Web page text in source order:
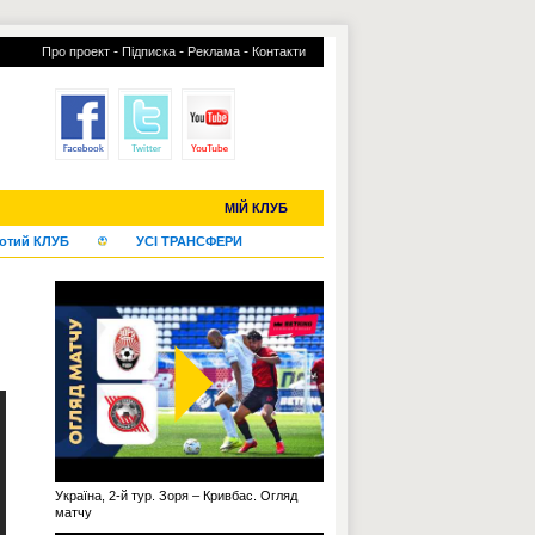
Про проект - Підписка - Реклама - Контакти
МІЙ КЛУБ
КЛУБ УСІ ТРАНСФЕРИ
Україна, 2-й тур. Зоря – Кривбас. Огляд
матчу